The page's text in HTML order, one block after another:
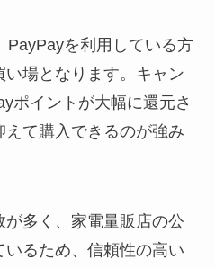
PayPayを利用している方
場となります。キャン
ポイントが大幅に還元さ
て購入できるのが強み
多く、家電量販店の公
るため、信頼性の高い